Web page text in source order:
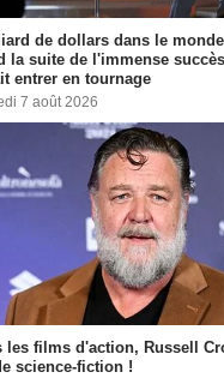
de dollars dans le
la suite de l'immense
entrer en tournage
7 août 2026
les films d'action, Russell
science-fiction !